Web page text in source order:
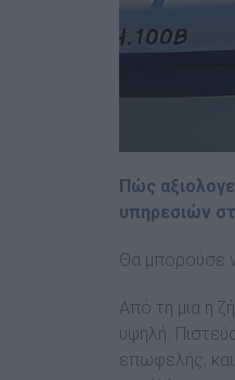
Πώς
υπηρεσιών
Θα μπορούσε
Από τη μια η
υψηλή.
επωφελής, και